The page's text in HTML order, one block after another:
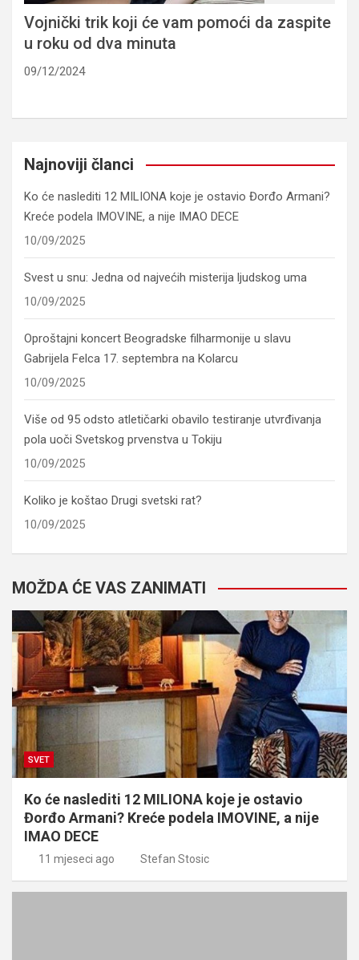
Vojnički trik koji će vam pomoći da zaspite
u roku od dva minuta
09/12/2024
Najnoviji članci
Ko će naslediti 12 MILIONA koje je ostavio Đorđo Armani?
Kreće podela IMOVINE, a nije IMAO DECE
10/09/2025
Svest u snu: Jedna od najvećih misterija ljudskog uma
10/09/2025
Oproštajni koncert Beogradske filharmonije u slavu
Gabrijela Felca 17. septembra na Kolarcu
10/09/2025
Više od 95 odsto atletičarki obavilo testiranje utvrđivanja
pola uoči Svetskog prvenstva u Tokiju
10/09/2025
Koliko je koštao Drugi svetski rat?
10/09/2025
MOŽDA ĆE VAS ZANIMATI
SVET
Ko će naslediti 12 MILIONA koje je ostavio
Đorđo Armani? Kreće podela IMOVINE, a nije
IMAO DECE
11 mjeseci ago Stefan Stosic